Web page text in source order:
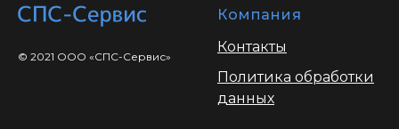
© 2021 ООО «СПС-Сервис»
Компания
Контакты
Политика обработки
данных